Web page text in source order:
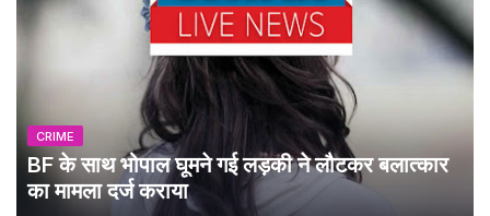
CRIME
BF के साथ भोपाल घूमने गई लड़की ने लौटकर बलात्कार
का मामला दर्ज कराया